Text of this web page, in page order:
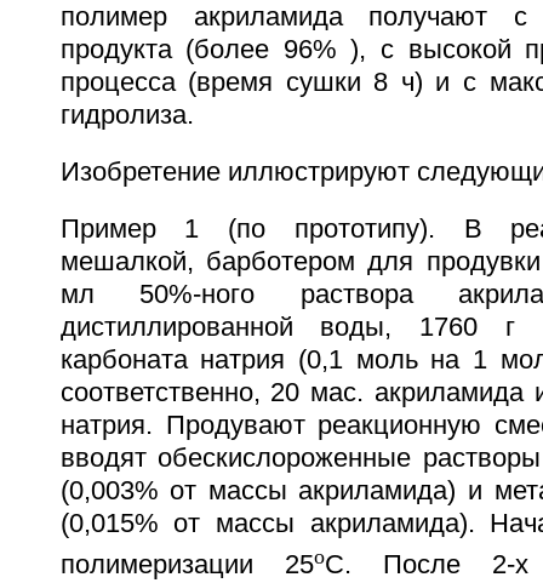
полимер акриламида получают
продукта (более 96% ), с высокой
процесса (время сушки 8 ч) и с
гидролиза.
Изобретение иллюстрируют
Пример 1 (по прототипу). В
мешалкой, барботером для
мл 50%-ного раствора
дистиллированной воды, 1760 г
карбоната натрия (0,1 моль на 1
соответственно, 20 мас. акриламида
натрия. Продувают реакционную
вводят обескислороженные
(0,003% от массы акриламида) и
(0,015% от массы акриламида).
полимеризации 25oC. После 2-х